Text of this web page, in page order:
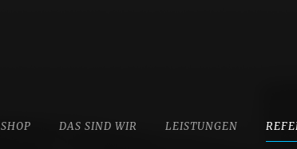
SHOP DAS SIND WIR LEISTUNGEN